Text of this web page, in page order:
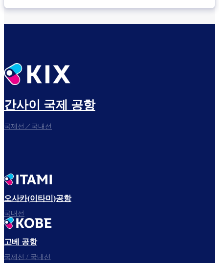
자, 출발!
간사이 국제 공항
국제선／국내선
오사카(이타미)공항
국내선
고베 공항
국제선 / 국내선